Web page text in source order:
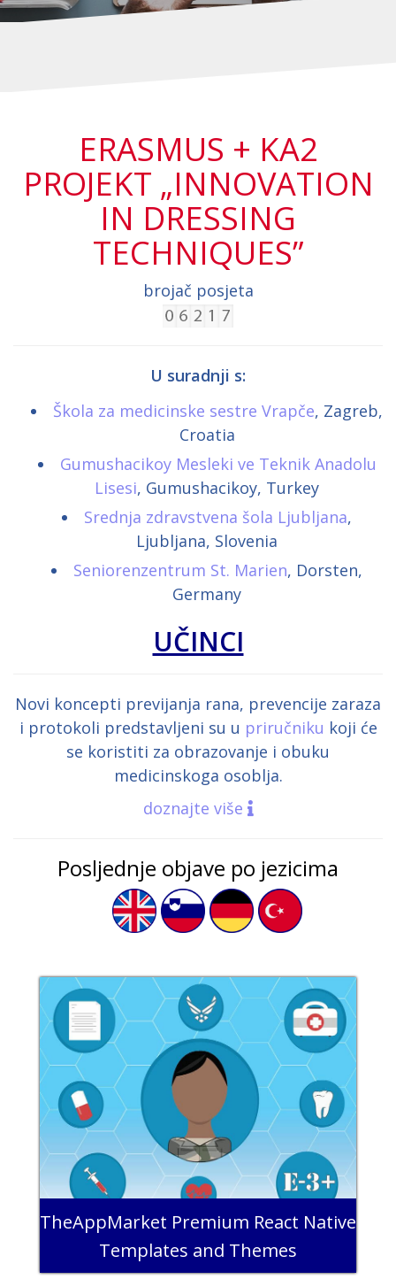
ERASMUS + KA2
PROJEKT „INNOVATION
IN DRESSING
TECHNIQUES”
brojač posjeta
U suradnji s:
Škola za medicinske sestre Vrapče, Zagreb,
Croatia
Gumushacikoy Mesleki ve Teknik Anadolu
Lisesi, Gumushacikoy, Turkey
Srednja zdravstvena šola Ljubljana,
Ljubljana, Slovenia
Seniorenzentrum St. Marien, Dorsten,
Germany
UČINCI
Novi koncepti previjanja rana, prevencije zaraza
i protokoli predstavljeni su u priručniku koji će
se koristiti za obrazovanje i obuku
medicinskoga osoblja.
doznajte više
Posljednje objave po jezicima
TheAppMarket Premium React Native
Templates and Themes